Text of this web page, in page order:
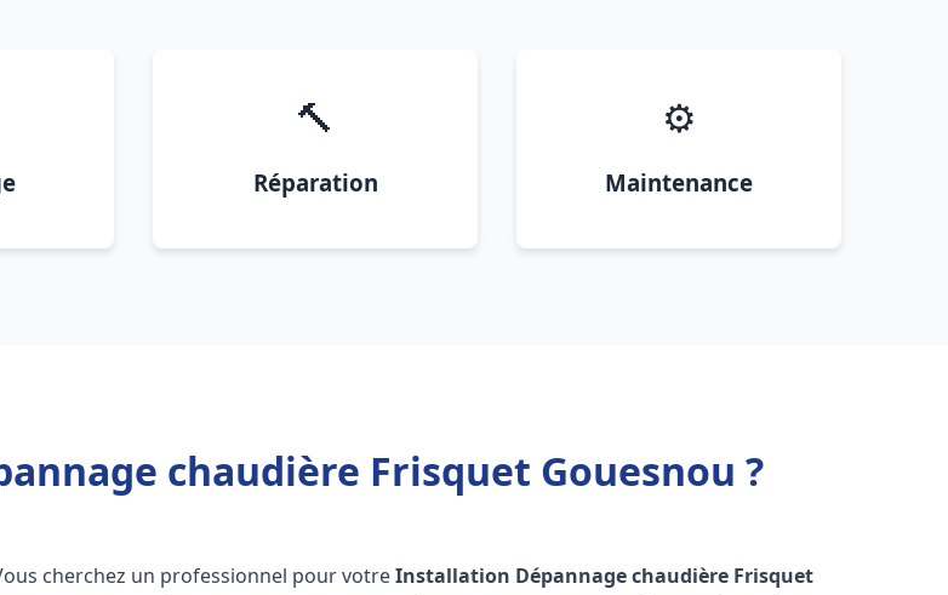
🔨
Réparation
⚙️
Maintenance
chaudière Frisquet Gouesnou ?
cherchez un professionnel pour votreInstallation Dépannage chaudière Frisquet